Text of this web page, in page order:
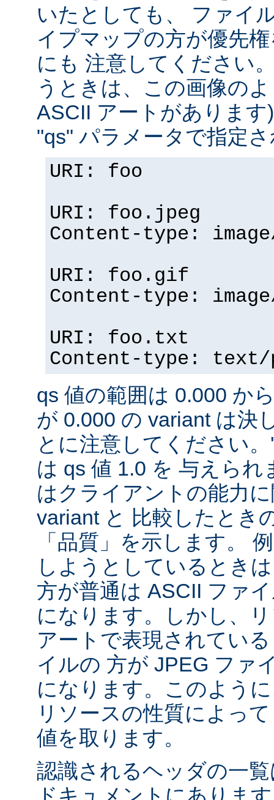
いたとしても、 ファイ
イプマップの方が優先
にも 注意してください
うときは、この画像の
ASCII アートがありま
"qs" パラメータで指定
URI: foo
URI: foo.jpeg
Content-type:
URI: foo.gif
Content-type:
URI: foo.txt
Content-type:
qs 値の範囲は 0.000 か
が 0.000 の variant は決
とに注意してください
は qs 値 1.0 を 与えら
はクライアントの能力
variant と 比較したとき
「品質」を示します。
しようとしているとき
方が普通は ASCII ファ
になります。しかし、
アートで表現されてい
イルの 方が JPEG ファ
になります。このよう
リソースの性質によっ
値を取ります。
認識されるヘッダの一
ドキュメントにありま